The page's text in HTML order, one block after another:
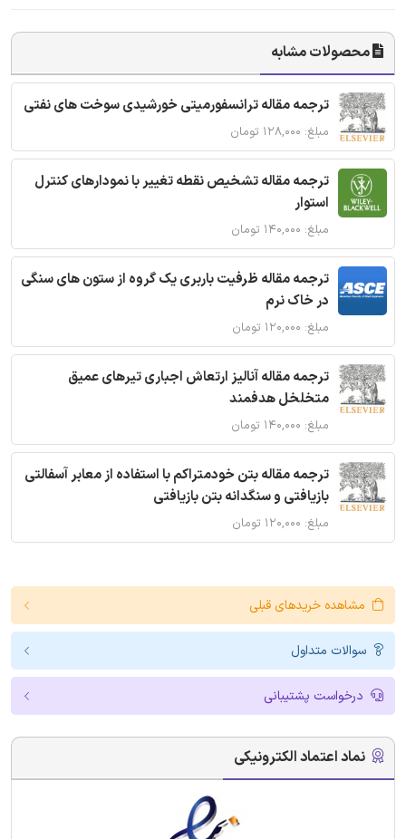
محصولات مشابه
ترجمه مقاله ترانسفورمیتی خورشیدی سوخت های نفتی
مبلغ: ۱۲۸,۰۰۰ تومان
ترجمه مقاله تشخیص نقطه تغییر با نمودارهای کنترل
استوار
مبلغ: ۱۴۰,۰۰۰ تومان
ترجمه مقاله ظرفیت باربری یک گروه از ستون های سنگی
در خاک نرم
مبلغ: ۱۲۰,۰۰۰ تومان
ترجمه مقاله آنالیز ارتعاش اجباری تیرهای عمیق
متخلخل هدفمند
مبلغ: ۱۴۰,۰۰۰ تومان
ترجمه مقاله بتن خودمتراکم با استفاده از معابر آسفالتی
بازیافتی و سنگدانه بتن بازیافتی
مبلغ: ۱۲۰,۰۰۰ تومان
مشاهده خریدهای قبلی
سوالات متداول
درخواست پشتیبانی
نماد اعتماد الکترونیکی